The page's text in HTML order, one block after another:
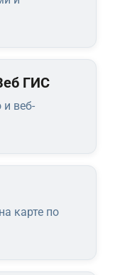
ГИС
и веб-
карте по